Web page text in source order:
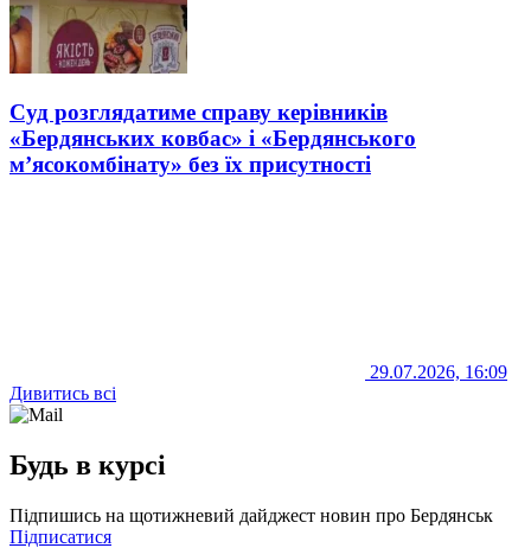
Суд розглядатиме справу керівників
«Бердянських ковбас» і «Бердянського
м’ясокомбінату» без їх присутності
29.07.2026, 16:09
Дивитись всі
Будь в курсі
Підпишись на щотижневий дайджест новин про Бердянськ
Підписатися